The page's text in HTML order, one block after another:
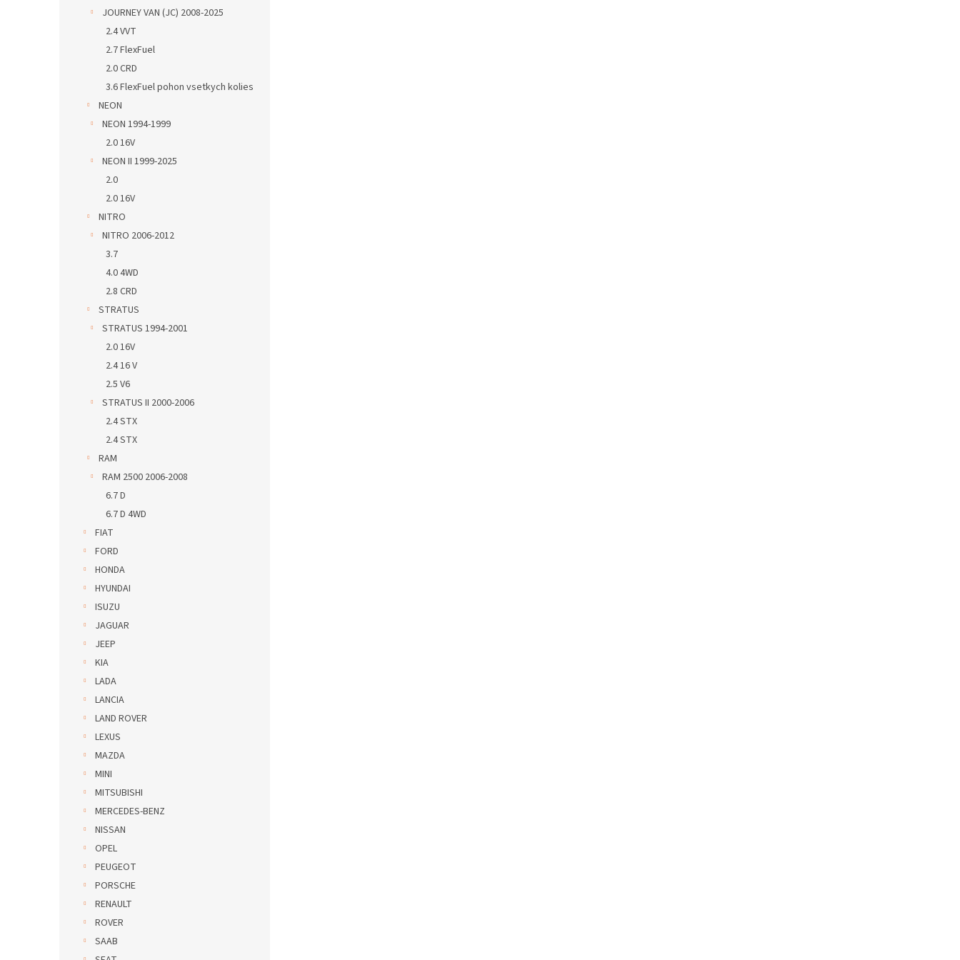
JOURNEY VAN (JC) 2008-2025
2.4 VVT
2.7 FlexFuel
2.0 CRD
3.6 FlexFuel pohon vsetkych kolies
NEON
NEON 1994-1999
2.0 16V
NEON II 1999-2025
2.0
2.0 16V
NITRO
NITRO 2006-2012
3.7
4.0 4WD
2.8 CRD
STRATUS
STRATUS 1994-2001
2.0 16V
2.4 16 V
2.5 V6
STRATUS II 2000-2006
2.4 STX
2.4 STX
RAM
RAM 2500 2006-2008
6.7 D
6.7 D 4WD
FIAT
FORD
HONDA
HYUNDAI
ISUZU
JAGUAR
JEEP
KIA
LADA
LANCIA
LAND ROVER
LEXUS
MAZDA
MINI
MITSUBISHI
MERCEDES-BENZ
NISSAN
OPEL
PEUGEOT
PORSCHE
RENAULT
ROVER
SAAB